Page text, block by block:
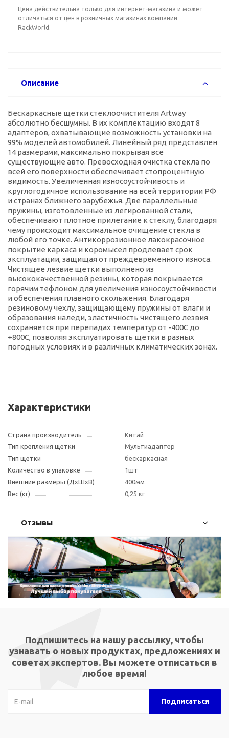
Цена действительна только для интернет-магазина и может
отличаться от цен в розничных магазинах компании
RackWorld.
Описание
Бескаркасные щетки стеклоочистителя Artway
абсолютно бесшумны. В их комплектацию входят 8
адаптеров, охватывающие возможность установки на
99% моделей автомобилей. Линейный ряд представлен
14 размерами, максимально покрывая все
существующие авто. Превосходная очистка стекла по
всей его поверхности обеспечивает стопроцентную
видимость. Увеличенная износоустойчивость и
круглогодичное использование на всей территории РФ
и странах ближнего зарубежья. Две параллельные
пружины, изготовленные из легированной стали,
обеспечивают плотное прилегание к стеклу, благодаря
чему происходит максимальное очищение стекла в
любой его точке. Антикоррозионное лакокрасочное
покрытие каркаса и коромысел продлевает срок
эксплуатации, защищая от преждевременного износа.
Чистящее лезвие щетки выполнено из
высококачественной резины, которая покрывается
горячим тефлоном для увеличения износоустойчивости
и обеспечения плавного скольжения. Благодаря
резиновому чехлу, защищающему пружины от влаги и
образования наледи, эластичность чистящего лезвия
сохраняется при перепадах температур от -400С до
+800С, позволяя эксплуатировать щетки в разных
погодных условиях и в различных климатических зонах.
Характеристики
Страна производитель
Китай
Тип крепления щетки
Мультиадаптер
Тип щетки
бескаркасная
Количество в упаковке
1шт
Внешние размеры (ДxШxВ)
400мм
Вес (кг)
0,25 кг
Отзывы
Подпишитесь на нашу рассылку, чтобы
узнавать о новых продуктах, предложениях и
советах экспертов. Вы можете отписаться в
любое время!